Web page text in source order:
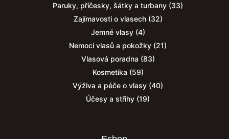
Paruky, příčesky, šátky a turbany (33)
Zajímavosti o vlasech(32)
Jemné vlasy(4)
Nemoci vlasů a pokožky (21)
Vlasová poradna (83)
Kosmetika (59)
Výživa a péče o vlasy (40)
Účesy a střihy (19)